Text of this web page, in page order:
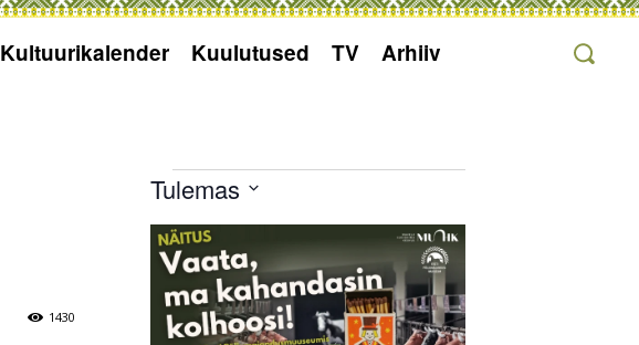
Kultuurikalender Kuulutused TV Arhiiv
1430
Sündmused
Tulemas
date.
List
of
events